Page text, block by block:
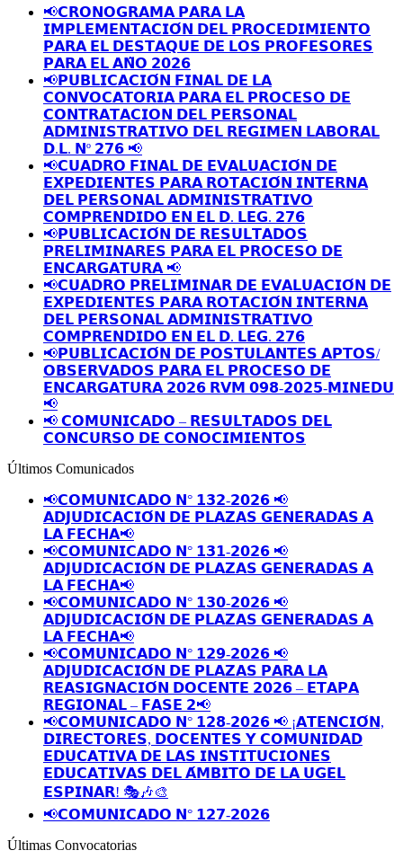
📢𝗖𝗥𝗢𝗡𝗢𝗚𝗥𝗔𝗠𝗔 𝗣𝗔𝗥𝗔 𝗟𝗔
𝗜𝗠𝗣𝗟𝗘𝗠𝗘𝗡𝗧𝗔𝗖𝗜𝗢́𝗡 𝗗𝗘𝗟 𝗣𝗥𝗢𝗖𝗘𝗗𝗜𝗠𝗜𝗘𝗡𝗧𝗢
𝗣𝗔𝗥𝗔 𝗘𝗟 𝗗𝗘𝗦𝗧𝗔𝗤𝗨𝗘 𝗗𝗘 𝗟𝗢𝗦 𝗣𝗥𝗢𝗙𝗘𝗦𝗢𝗥𝗘𝗦
𝗣𝗔𝗥𝗔 𝗘𝗟 𝗔𝗡̃𝗢 𝟮𝟬𝟮𝟲
📢𝗣𝗨𝗕𝗟𝗜𝗖𝗔𝗖𝗜𝗢́𝗡 𝗙𝗜𝗡𝗔𝗟 𝗗𝗘 𝗟𝗔
𝗖𝗢𝗡𝗩𝗢𝗖𝗔𝗧𝗢𝗥𝗜𝗔 𝗣𝗔𝗥𝗔 𝗘𝗟 𝗣𝗥𝗢𝗖𝗘𝗦𝗢 𝗗𝗘
𝗖𝗢𝗡𝗧𝗥𝗔𝗧𝗔𝗖𝗜𝗢𝗡 𝗗𝗘𝗟 𝗣𝗘𝗥𝗦𝗢𝗡𝗔𝗟
𝗔𝗗𝗠𝗜𝗡𝗜𝗦𝗧𝗥𝗔𝗧𝗜𝗩𝗢 𝗗𝗘𝗟 𝗥𝗘𝗚𝗜𝗠𝗘𝗡 𝗟𝗔𝗕𝗢𝗥𝗔𝗟
𝗗.𝗟. 𝗡º 𝟮𝟳𝟲 📢
📢𝗖𝗨𝗔𝗗𝗥𝗢 𝗙𝗜𝗡𝗔𝗟 𝗗𝗘 𝗘𝗩𝗔𝗟𝗨𝗔𝗖𝗜𝗢́𝗡 𝗗𝗘
𝗘𝗫𝗣𝗘𝗗𝗜𝗘𝗡𝗧𝗘𝗦 𝗣𝗔𝗥𝗔 𝗥𝗢𝗧𝗔𝗖𝗜𝗢́𝗡 𝗜𝗡𝗧𝗘𝗥𝗡𝗔
𝗗𝗘𝗟 𝗣𝗘𝗥𝗦𝗢𝗡𝗔𝗟 𝗔𝗗𝗠𝗜𝗡𝗜𝗦𝗧𝗥𝗔𝗧𝗜𝗩𝗢
𝗖𝗢𝗠𝗣𝗥𝗘𝗡𝗗𝗜𝗗𝗢 𝗘𝗡 𝗘𝗟 𝗗. 𝗟𝗘𝗚. 𝟮𝟳𝟲
📢𝗣𝗨𝗕𝗟𝗜𝗖𝗔𝗖𝗜𝗢́𝗡 𝗗𝗘 𝗥𝗘𝗦𝗨𝗟𝗧𝗔𝗗𝗢𝗦
𝗣𝗥𝗘𝗟𝗜𝗠𝗜𝗡𝗔𝗥𝗘𝗦 𝗣𝗔𝗥𝗔 𝗘𝗟 𝗣𝗥𝗢𝗖𝗘𝗦𝗢 𝗗𝗘
𝗘𝗡𝗖𝗔𝗥𝗚𝗔𝗧𝗨𝗥𝗔 📢
📢𝗖𝗨𝗔𝗗𝗥𝗢 𝗣𝗥𝗘𝗟𝗜𝗠𝗜𝗡𝗔𝗥 𝗗𝗘 𝗘𝗩𝗔𝗟𝗨𝗔𝗖𝗜𝗢́𝗡 𝗗𝗘
𝗘𝗫𝗣𝗘𝗗𝗜𝗘𝗡𝗧𝗘𝗦 𝗣𝗔𝗥𝗔 𝗥𝗢𝗧𝗔𝗖𝗜𝗢́𝗡 𝗜𝗡𝗧𝗘𝗥𝗡𝗔
𝗗𝗘𝗟 𝗣𝗘𝗥𝗦𝗢𝗡𝗔𝗟 𝗔𝗗𝗠𝗜𝗡𝗜𝗦𝗧𝗥𝗔𝗧𝗜𝗩𝗢
𝗖𝗢𝗠𝗣𝗥𝗘𝗡𝗗𝗜𝗗𝗢 𝗘𝗡 𝗘𝗟 𝗗. 𝗟𝗘𝗚. 𝟮𝟳𝟲
📢𝗣𝗨𝗕𝗟𝗜𝗖𝗔𝗖𝗜𝗢́𝗡 𝗗𝗘 𝗣𝗢𝗦𝗧𝗨𝗟𝗔𝗡𝗧𝗘𝗦 𝗔𝗣𝗧𝗢𝗦/
𝗢𝗕𝗦𝗘𝗥𝗩𝗔𝗗𝗢𝗦 𝗣𝗔𝗥𝗔 𝗘𝗟 𝗣𝗥𝗢𝗖𝗘𝗦𝗢 𝗗𝗘
𝗘𝗡𝗖𝗔𝗥𝗚𝗔𝗧𝗨𝗥𝗔 𝟮𝟬𝟮𝟲 𝗥𝗩𝗠 𝟬𝟵𝟴-𝟮𝟬𝟮𝟱-𝗠𝗜𝗡𝗘𝗗𝗨
📢
📢 𝗖𝗢𝗠𝗨𝗡𝗜𝗖𝗔𝗗𝗢 – 𝗥𝗘𝗦𝗨𝗟𝗧𝗔𝗗𝗢𝗦 𝗗𝗘𝗟
𝗖𝗢𝗡𝗖𝗨𝗥𝗦𝗢 𝗗𝗘 𝗖𝗢𝗡𝗢𝗖𝗜𝗠𝗜𝗘𝗡𝗧𝗢𝗦
Últimos Comunicados
📢𝗖𝗢𝗠𝗨𝗡𝗜𝗖𝗔𝗗𝗢 𝗡° 𝟭𝟯𝟮-𝟮𝟬𝟮𝟲 📢
𝗔𝗗𝗝𝗨𝗗𝗜𝗖𝗔𝗖𝗜𝗢́𝗡 𝗗𝗘 𝗣𝗟𝗔𝗭𝗔𝗦 𝗚𝗘𝗡𝗘𝗥𝗔𝗗𝗔𝗦 𝗔
𝗟𝗔 𝗙𝗘𝗖𝗛𝗔📢
📢𝗖𝗢𝗠𝗨𝗡𝗜𝗖𝗔𝗗𝗢 𝗡° 𝟭𝟯𝟭-𝟮𝟬𝟮𝟲 📢
𝗔𝗗𝗝𝗨𝗗𝗜𝗖𝗔𝗖𝗜𝗢́𝗡 𝗗𝗘 𝗣𝗟𝗔𝗭𝗔𝗦 𝗚𝗘𝗡𝗘𝗥𝗔𝗗𝗔𝗦 𝗔
𝗟𝗔 𝗙𝗘𝗖𝗛𝗔📢
📢𝗖𝗢𝗠𝗨𝗡𝗜𝗖𝗔𝗗𝗢 𝗡° 𝟭𝟯𝟬-𝟮𝟬𝟮𝟲 📢
𝗔𝗗𝗝𝗨𝗗𝗜𝗖𝗔𝗖𝗜𝗢́𝗡 𝗗𝗘 𝗣𝗟𝗔𝗭𝗔𝗦 𝗚𝗘𝗡𝗘𝗥𝗔𝗗𝗔𝗦 𝗔
𝗟𝗔 𝗙𝗘𝗖𝗛𝗔📢
📢𝗖𝗢𝗠𝗨𝗡𝗜𝗖𝗔𝗗𝗢 𝗡° 𝟭𝟮𝟵-𝟮𝟬𝟮𝟲 📢
𝗔𝗗𝗝𝗨𝗗𝗜𝗖𝗔𝗖𝗜𝗢́𝗡 𝗗𝗘 𝗣𝗟𝗔𝗭𝗔𝗦 𝗣𝗔𝗥𝗔 𝗟𝗔
𝗥𝗘𝗔𝗦𝗜𝗚𝗡𝗔𝗖𝗜𝗢́𝗡 𝗗𝗢𝗖𝗘𝗡𝗧𝗘 𝟮𝟬𝟮𝟲 – 𝗘𝗧𝗔𝗣𝗔
𝗥𝗘𝗚𝗜𝗢𝗡𝗔𝗟 – 𝗙𝗔𝗦𝗘 𝟮📢
📢𝗖𝗢𝗠𝗨𝗡𝗜𝗖𝗔𝗗𝗢 𝗡° 𝟭𝟮𝟴-𝟮𝟬𝟮𝟲 📢 ¡𝗔𝗧𝗘𝗡𝗖𝗜𝗢́𝗡,
𝗗𝗜𝗥𝗘𝗖𝗧𝗢𝗥𝗘𝗦, 𝗗𝗢𝗖𝗘𝗡𝗧𝗘𝗦 𝗬 𝗖𝗢𝗠𝗨𝗡𝗜𝗗𝗔𝗗
𝗘𝗗𝗨𝗖𝗔𝗧𝗜𝗩𝗔 𝗗𝗘 𝗟𝗔𝗦 𝗜𝗡𝗦𝗧𝗜𝗧𝗨𝗖𝗜𝗢𝗡𝗘𝗦
𝗘𝗗𝗨𝗖𝗔𝗧𝗜𝗩𝗔𝗦 𝗗𝗘𝗟 𝗔́𝗠𝗕𝗜𝗧𝗢 𝗗𝗘 𝗟𝗔 𝗨𝗚𝗘𝗟
𝗘𝗦𝗣𝗜𝗡𝗔𝗥! 🎭🎶🎨
📢𝗖𝗢𝗠𝗨𝗡𝗜𝗖𝗔𝗗𝗢 𝗡° 𝟭𝟮𝟳-𝟮𝟬𝟮𝟲
Últimas Convocatorias